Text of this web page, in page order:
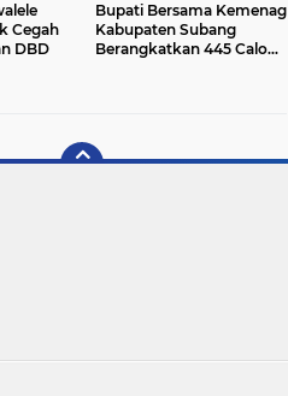
Cegah
DBD
Bupati Bersama Kemenag
Kabupaten Subang
Berangkatkan 445 Calon